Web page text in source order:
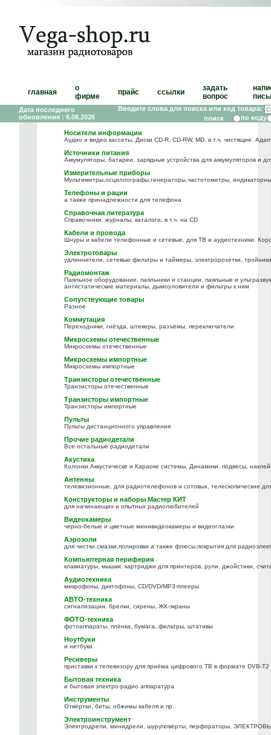
главная
о
фирме
прайс ссылки
задать
вопрос
Дата последнего
обновления : 6.08.2026
Введите слова для поиска или код товара:
по коду
Носители информации
Аудио и видео кассеты, Диски CD-R, CD-RW, MD, в т.ч. чистящие.
Источники питания
Аккумуляторы, батареи, зарядные устройства для аккумуляторов и
Измерительные приборы
Мультиметры,осциллографы,генераторы,частотометры,
Телефоны и рации
а также принадлежности для телефона
Справочная литература
Справочники, журналы, каталоги, в т.ч. на CD
Кабели и провода
Шнуры и кабели телефонные и сетевые, для ТВ и аудиотехники.
Электротовары
удлиннители, сетевые фильтры и таймеры, электророзетки,
Радиомонтаж
Паяльное оборудование, паяльники и станции, паяльные и
антистатические материалы, дымоуловители и фильтры к ним
Сопутствующие товары
Разное
Коммутация
Переходники, гнёзда, штекеры, разъёмы, переключатели
Микросхемы отечественные
Микросхемы отечественные
Микросхемы импортные
Микросхемы импортные
Транзисторы отечественные
Транзисторы отечественные
Транзисторы импортные
Транзисторы импортные
Пульты
Пульты дистанционного управления
Прочие радиодетали
Все остальные радиодетали
Акустика
Колонки,Аккустическе и Караоке системы, Динамики, подвесы,
Антенны
телевизионные, для радиотелефонов и сотовых, телескопические
Конструкторы и наборы Мастер КИТ
для начинающих и опытных радиолюбителей
Видеокамеры
черно-белые и цветные минивидеокамеры и видеоглазки
Аэрозоли
для чистки,смазки,полировки а также флюсы,покрытия для
Компьютерная периферия
клавиатуры, мышки, картриджи для принтеров, рули, джойстики,
Аудиотехника
микрофоны, диктофоны, CD/DVD/MP3-плееры
АВТО-техника
сигнализации, брелки, сирены, ЖК-экраны
ФОТО-техника
фотоаппараты, плёнка, бумага, фильтры, штативы
Ноутбуки
и нетбуки
Ресиверы
приставки к телевизору для приёма цифрового ТВ в формате DVB-
Бытовая техника
и бытовая электро-радио аппаратура
Инструменты
Отвёртки, биты, обжимы кабеля и пр.
Электроинструмент
Электродрели, минидрели, шуруповёрты, перфораторы,